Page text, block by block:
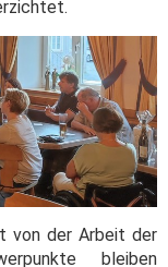
von der Arbeit der
bleiben